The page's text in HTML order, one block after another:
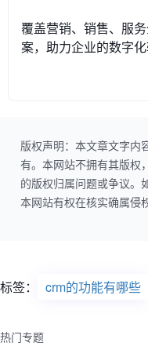
覆盖营销、销售、服
案，助力企业的数字化
版权声明：本文章文字内
有。本网站不拥有其版权
的版权归属问题或争议。
本网站有权在核实确属侵
标签： crm的功能有哪些
热门专题